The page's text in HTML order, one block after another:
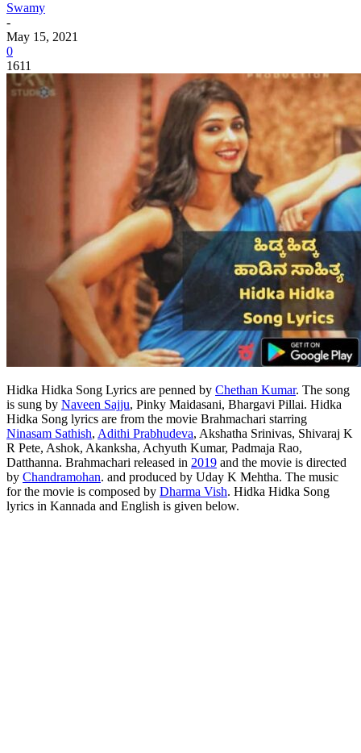
Swamy
-
May 15, 2021
0
1611
Hidka Hidka Song Lyrics are penned by Chethan Kumar. The song
is sung by Naveen Sajju, Pinky Maidasani, Bhargavi Pillai. Hidka
Hidka Song lyrics are from the movie Brahmachari starring
Ninasam Sathish, Adithi Prabhudeva, Akshatha Srinivas, Shivaraj K
R Pete, Ashok, Akanksha, Achyuth Kumar, Padmaja Rao,
Datthanna. Brahmachari released in 2019 and the movie is directed
by Chandramohan. and produced by Uday K Mehtha. The music
for the movie is composed by Dharma Vish. Hidka Hidka Song
lyrics in Kannada and English is given below.